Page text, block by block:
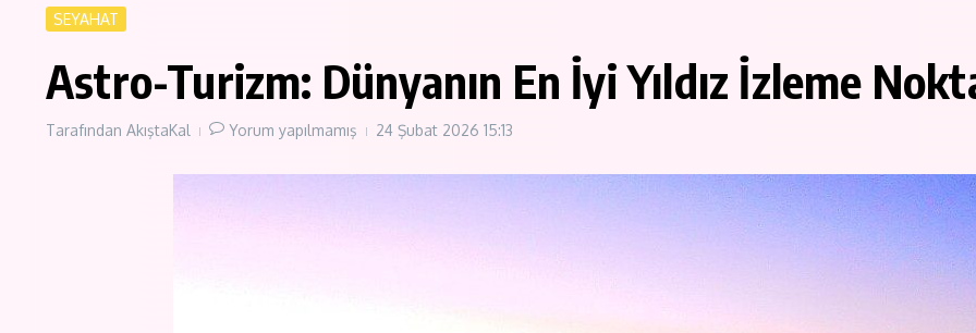
SEYAHAT
Astro-Turizm: Dünyanın En İyi Yıldız İzleme
Tarafından AkıştaKal Yorum yapılmamış 24 Şubat 2026 15:13